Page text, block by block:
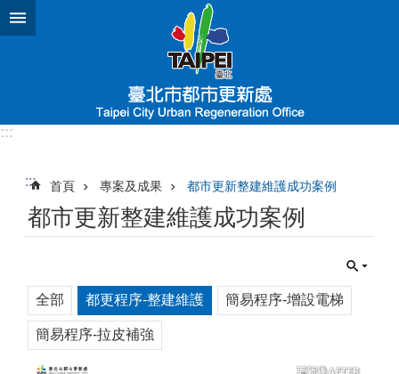
跳到主要內容區塊
:::
::: 首頁 專案及成果 都市更新整建維護成功案例
都市更新整建維護成功案例
全部 都更程序-整建維護 簡易程序-增設電梯
簡易程序-拉皮補強